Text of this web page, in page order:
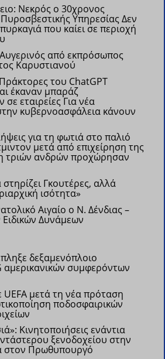
Νεκρός ο 30χρονος
Πυροσβεστικής ΥπηρεσίαςΔεν
που καίει σε περιοχή
από εκπρόσωπος
Καρυστιανού
του ChatGPT
έκαναν μπαράζ
σε εταιρείεςΓια νέα
κυβερνοασφάλεια κάνουν
για τη φωτιά στο παλιό
μετά από επιχείρηση της
τριών ανδρών προχώρησαν
Γκουτέρες, αλλά
ισότητα»
Αιγαίο ο Ν. Δένδιας –
Δυνάμεων
δεξαμενόπλοιο
αμερικανικών συμφερόντων
UEFA μετά τη νέα πρόταση
ποδοσφαιρικών
Κινητοποιήσεις ενάντια
ξενοδοχείου στην
στον Πρωθυπουργό